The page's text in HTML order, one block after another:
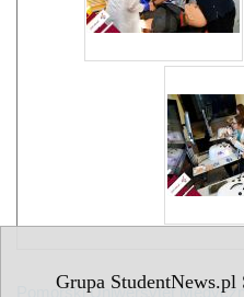
Grupa
Pomorski Uniwersytet